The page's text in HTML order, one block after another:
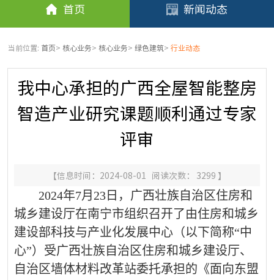
首页 新闻动态
当前位置: 首页> 核心业务> 核心业务> 绿色建筑> 行业动态
我中心承担的广西全屋智能整房
智造产业研究课题顺利通过专家
评审
【信息时间：2024-08-01 阅读次数： 3299 】
2024年7月 23日，广西壮族自治区住房和
城乡建设厅在南宁市组织召开了由住房和城乡
建设部科技与产业化发展中心（以下简称“中
心”）受广西壮族自治区住房和城乡建设厅、
自治区墙体材料改革站委托承担的《面向东盟